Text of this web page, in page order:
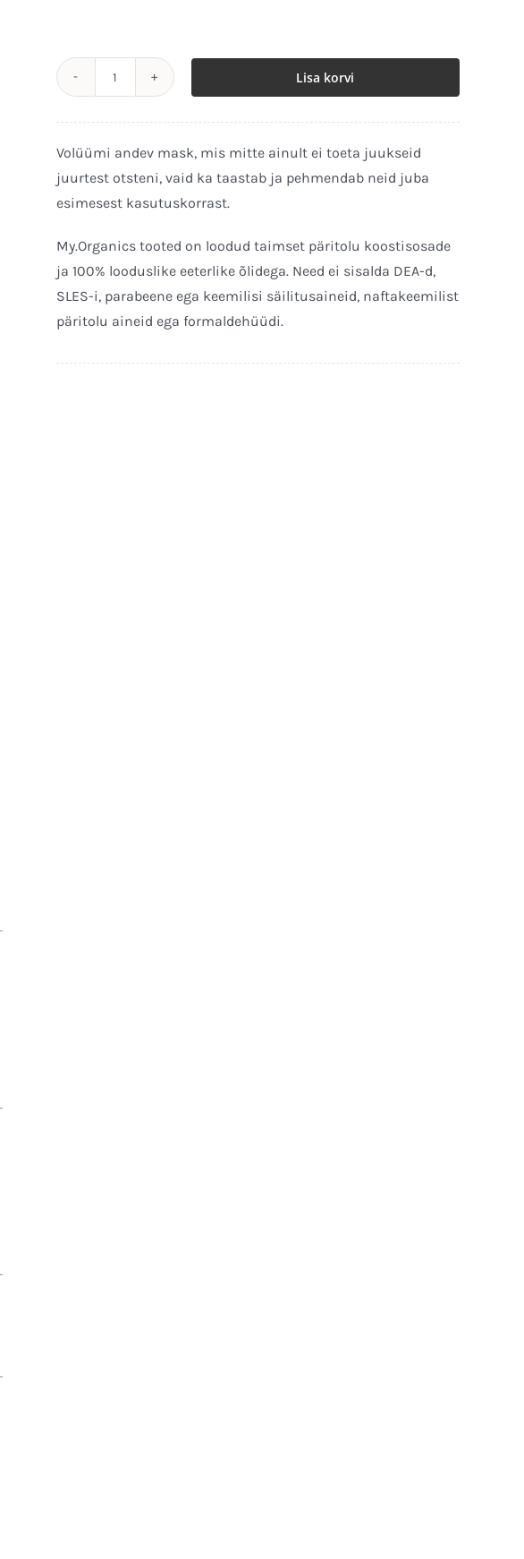
Thickening
kogus
Lisa korvi
Volüümi andev mask, mis mitte ainult ei toeta juukseid
juurtest otsteni, vaid ka taastab ja pehmendab neid juba
esimesest kasutuskorrast.
My.Organics tooted on loodud taimset päritolu koostisosade
ja 100% looduslike eeterlike õlidega. Need ei sisalda DEA-d,
SLES-i, parabeene ega keemilisi säilitusaineid, naftakeemilist
päritolu aineid ega formaldehüüdi.